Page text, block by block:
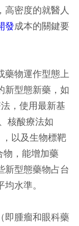
高密度的就醫人
發成本的關鍵要
藥物運作型態上
新型態新藥，如
，使用最新基
核酸療法如
以及生物標靶
物，能增加藥
新型態藥物占台
水準。
即腫瘤和眼科藥